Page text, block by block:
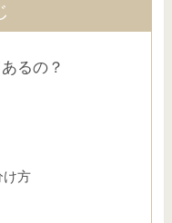
るの？
け方